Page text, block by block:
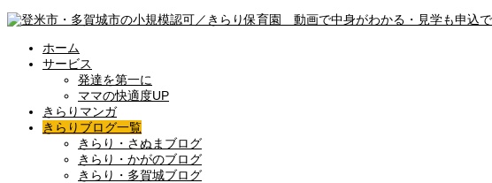
ホーム
サービス
発達を第一に
ママの快適度UP
きらりマンガ
きらりブログ一覧
きらり・さぬまブログ
きらり・かがのブログ
きらり・多賀城ブログ